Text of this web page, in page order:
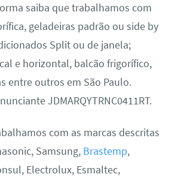
saiba que trabalhamos com
geladeiras padrão ou side by
Split ou de janela;
e horizontal, balcão frigorífico,
entre outros em São Paulo.
JDMARQYTRNC0411RT.
com as marcas descritas
Samsung, Brastemp,
Electrolux, Esmaltec,